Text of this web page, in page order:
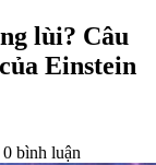
lùi? Câu
Einstein
0 bình luận